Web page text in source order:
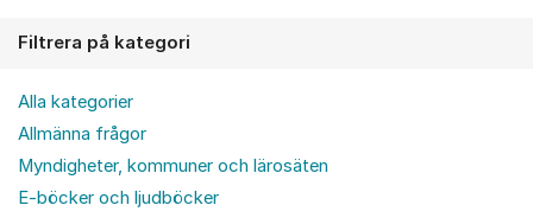
Filtrera på kategori
Alla kategorier
Allmänna frågor
Myndigheter, kommuner och lärosäten
E-böcker och ljudböcker